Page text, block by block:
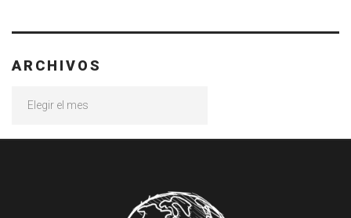
ARCHIVOS